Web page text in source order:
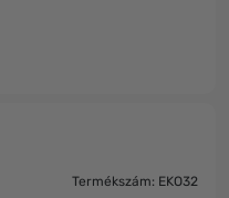
Termékszám: EKO32